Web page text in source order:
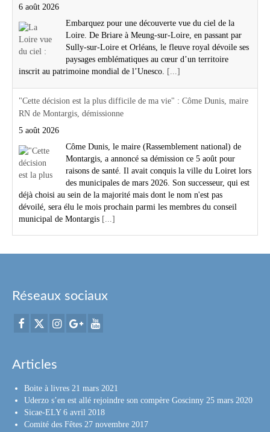
6 août 2026
Embarquez pour une découverte vue du ciel de la
Loire. De Briare à Meung-sur-Loire, en passant par
Sully-sur-Loire et Orléans, le fleuve royal dévoile ses
paysages emblématiques au cœur d’un territoire
inscrit au patrimoine mondial de l’Unesco. [...]
"Cette décision est la plus difficile de ma vie" : Côme Dunis, maire
RN de Montargis, démissionne
5 août 2026
Côme Dunis, le maire (Rassemblement national) de
Montargis, a annoncé sa démission ce 5 août pour
raisons de santé. Il avait conquis la ville du Loiret lors
des municipales de mars 2026. Son successeur, qui est
déjà choisi au sein de la majorité mais dont le nom n'est pas
dévoilé, sera élu le mois prochain parmi les membres du conseil
municipal de Montargis [...]
Réseaux sociaux
Articles
Boite à livres 21 mars 2021
Uderzo s’en est allé rejoindre son compère Goscinny 25 mars 2020
Sicae-ELY 6 avril 2018
Comité des Fêtes 27 novembre 2017